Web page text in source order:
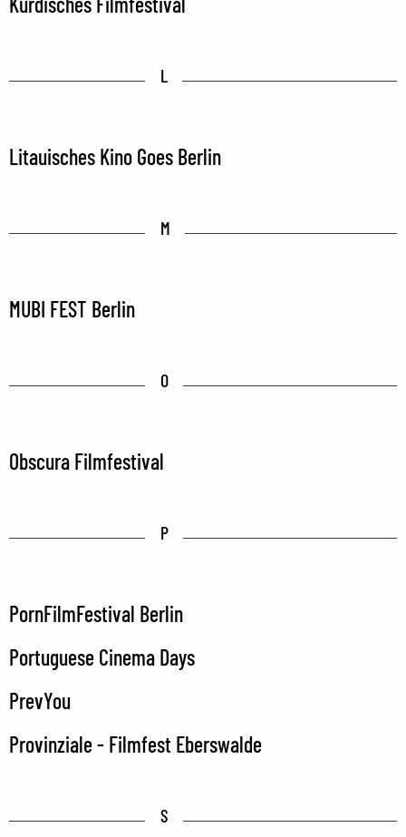
L
Litauisches Kino Goes Berlin
M
MUBI FEST Berlin
O
Obscura Filmfestival
P
PornFilmFestival Berlin
Portuguese Cinema Days
PrevYou
Provinziale - Filmfest Eberswalde
S